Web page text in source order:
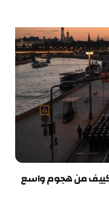
كييف من هجوم واسع